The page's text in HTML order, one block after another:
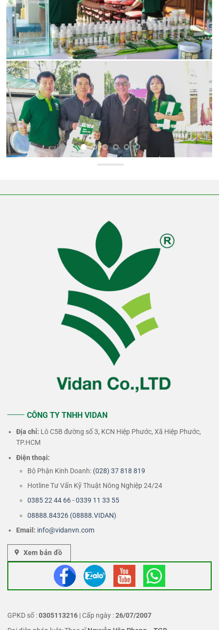
CÔNG TY TNHH VIDAN
Địa chỉ: Lô C5B đường số 3, KCN Hiệp Phước, Xã Hiệp Phước,
TP.HCM
Điện thoại:
Bộ Phận Kinh Doanh: (028) 37 818 819
Hotline Tư Vấn Kỹ Thuật Nông Nghiệp 24/24
0385 22 44 66 - 0339 11 33 55
08888.84326 (08888.VIDAN)
Email: info@vidanvn.com
Xem bản đồ
GPKD số :0305113216 | Cấp ngày :26/07/2007